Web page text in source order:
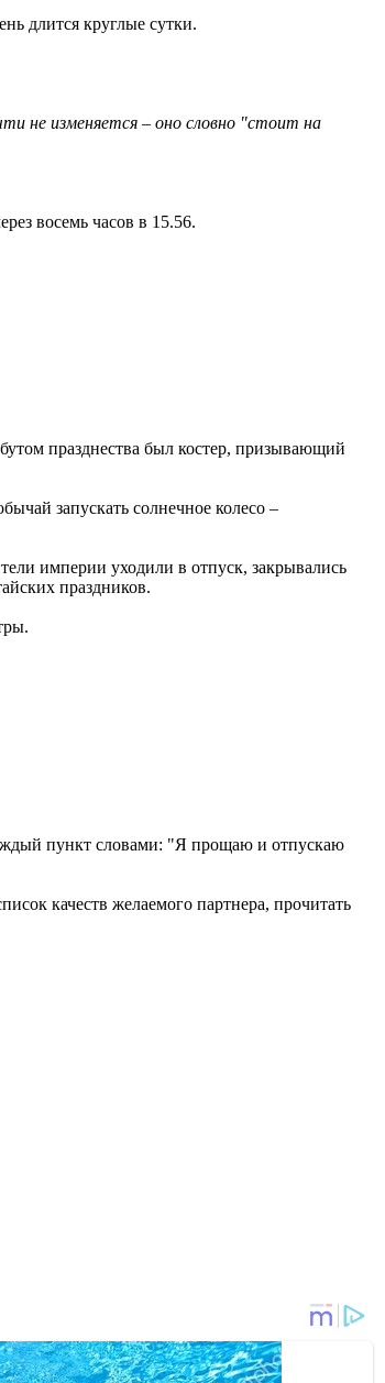
длится круглые сутки.
не изменяется – оно словно "стоит на
восемь часов в 15.56.
празднества был костер, призывающий
запускать солнечное колесо –
империи уходили в отпуск, закрывались
праздников.
пункт словами: "Я прощаю и отпускаю
качеств желаемого партнера, прочитать